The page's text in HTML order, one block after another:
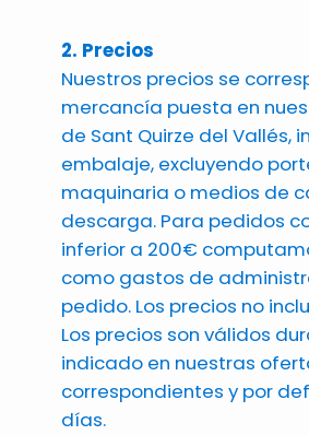
2. Precios
Nuestros precios se
mercancía puesta en
de Sant Quirze del Vallés,
embalaje, excluyendo
maquinaria o medios de
descarga. Para pedidos
inferior a 200€
como gastos de
pedido. Los precios no
Los precios son válidos
indicado en nuestras
correspondientes y por
días.